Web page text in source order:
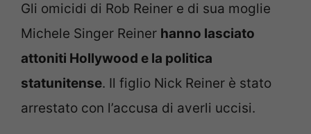
Gli omicidi di Rob Reiner e di sua moglie
Michele Singer Reiner hanno lasciato
attoniti Hollywood e la politica
statunitense. Il figlio Nick Reiner è stato
arrestato con l’accusa di averli uccisi.